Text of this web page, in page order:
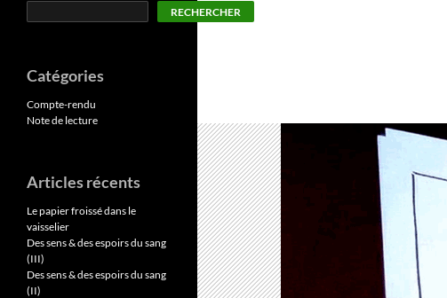
RECHERCHER
Catégories
Compte-rendu
Note de lecture
Articles récents
Le papier froissé dans le
vaisselier
Des sens & des espoirs du sang
(III)
Des sens & des espoirs du sang
(II)